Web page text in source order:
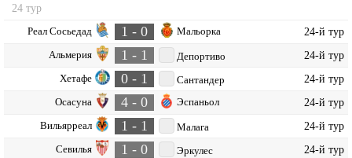
24 тур
Реал Сосьедад 1 - 0 Мальорка 24-й тур
Альмерия 1 - 1 Депортиво 24-й тур
Хетафе 0 - 1 Сантандер 24-й тур
Осасуна 4 - 0 Эспаньол 24-й тур
Вильярреал 1 - 1 Малага 24-й тур
Севилья 1 - 0 Эркулес 24-й тур